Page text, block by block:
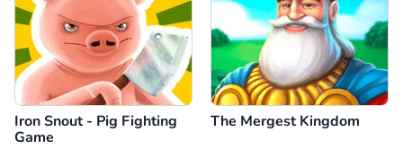
Iron Snout - Pig Fighting
Game
The Mergest Kingdom